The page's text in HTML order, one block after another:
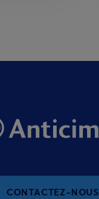
CONTACTEZ-NOUS